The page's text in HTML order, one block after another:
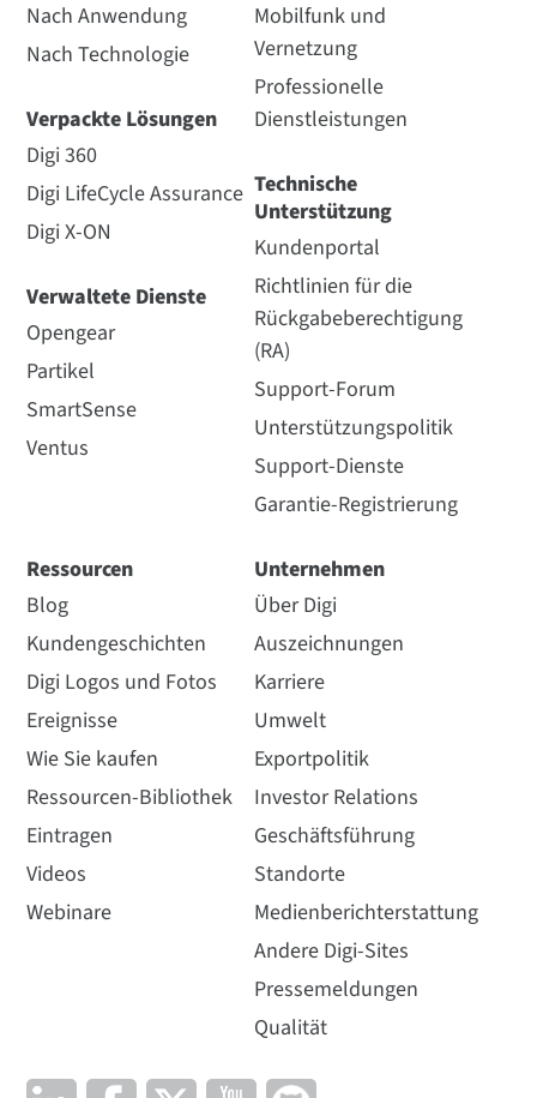
Nach Anwendung
Nach Technologie
Verpackte Lösungen
Digi 360
Digi LifeCycle Assurance
Digi X-ON
Verwaltete Dienste
Opengear
Partikel
SmartSense
Ventus
Mobilfunk und
Vernetzung
Professionelle
Dienstleistungen
Technische
Unterstützung
Kundenportal
Richtlinien für die
Rückgabeberechtigung
(RA)
Support-Forum
Unterstützungspolitik
Support-Dienste
Garantie-Registrierung
Ressourcen
Blog
Kundengeschichten
Digi Logos und Fotos
Ereignisse
Wie Sie kaufen
Ressourcen-Bibliothek
Eintragen
Videos
Webinare
Unternehmen
Über Digi
Auszeichnungen
Karriere
Umwelt
Exportpolitik
Investor Relations
Geschäftsführung
Standorte
Medienberichterstattung
Andere Digi-Sites
Pressemeldungen
Qualität